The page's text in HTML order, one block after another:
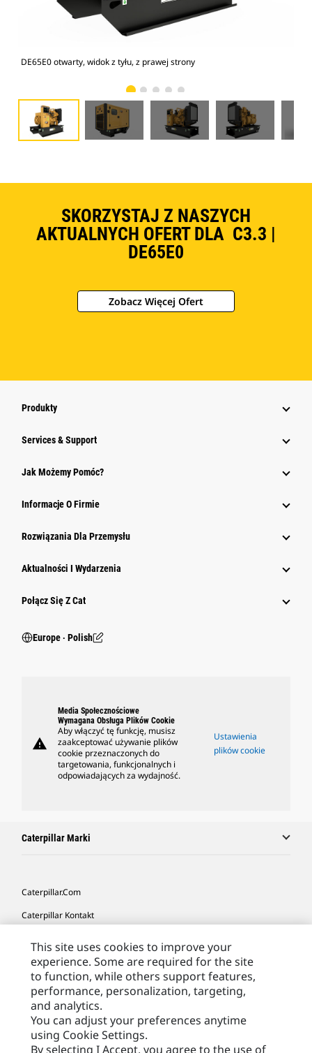
DE65E0 otwarty, widok z tyłu, z prawej strony
SKORZYSTAJ Z NASZYCH
AKTUALNYCH OFERT DLA C3.3 |
DE65E0
Zobacz Więcej Ofert
Produkty
Services & Support
Jak Możemy Pomóc?
Informacje O Firmie
Rozwiązania Dla Przemysłu
Aktualności I Wydarzenia
Połącz Się Z Cat
Europe ‧ Polish
warning
Media Społecznościowe
Wymagana Obsługa Plików Cookie
Aby włączyć tę funkcję, musisz
zaakceptować używanie plików
cookie przeznaczonych do
targetowania, funkcjonalnych i
odpowiadających za wydajność.
Ustawienia
plików cookie
Caterpillar Marki
Caterpillar.com
Caterpillar Kontakt
Moje Preferencje Marketingowe
Site Map
Cookie Settings
Legal
This site uses cookies to improve your
experience. Some are required for the site
to function, while others support features,
performance, personalization, targeting,
and analytics.
You can adjust your preferences anytime
using Cookie Settings.
By selecting I Accept, you agree to the use of